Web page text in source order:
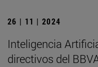
26 | 11 | 2024
Inteligencia
directivos del